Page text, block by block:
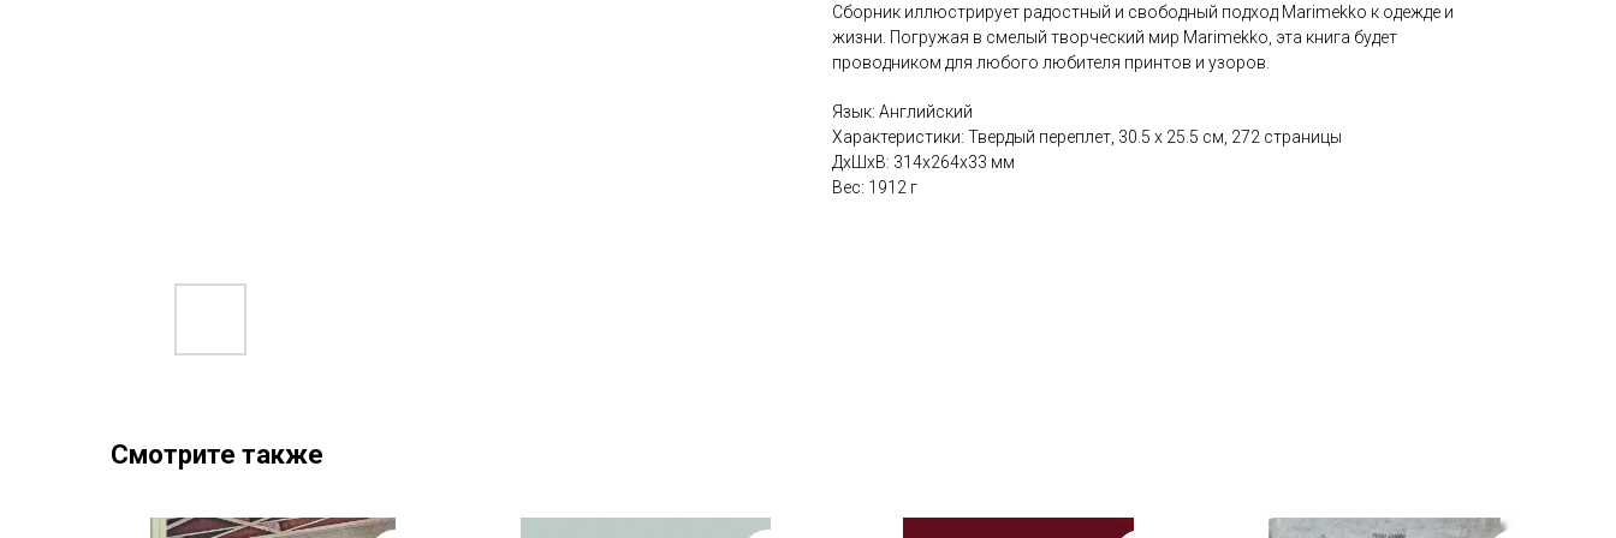
Сборник иллюстрирует радостный и свободный подход Marimekko к одежде и
жизни. Погружая в смелый творческий мир Marimekko, эта книга будет
проводником для любого любителя принтов и узоров.
Язык: Английский
Характеристики: Твердый переплет, 30.5 x 25.5 см, 272 страницы
ДxШxВ: 314x264x33 мм
Вес: 1912 г
Смотрите также